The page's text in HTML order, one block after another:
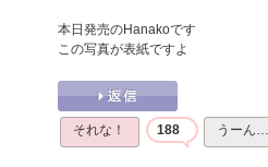
本日発売のHanakoです
この写真が表紙ですよ
それな！ 188 うーん…